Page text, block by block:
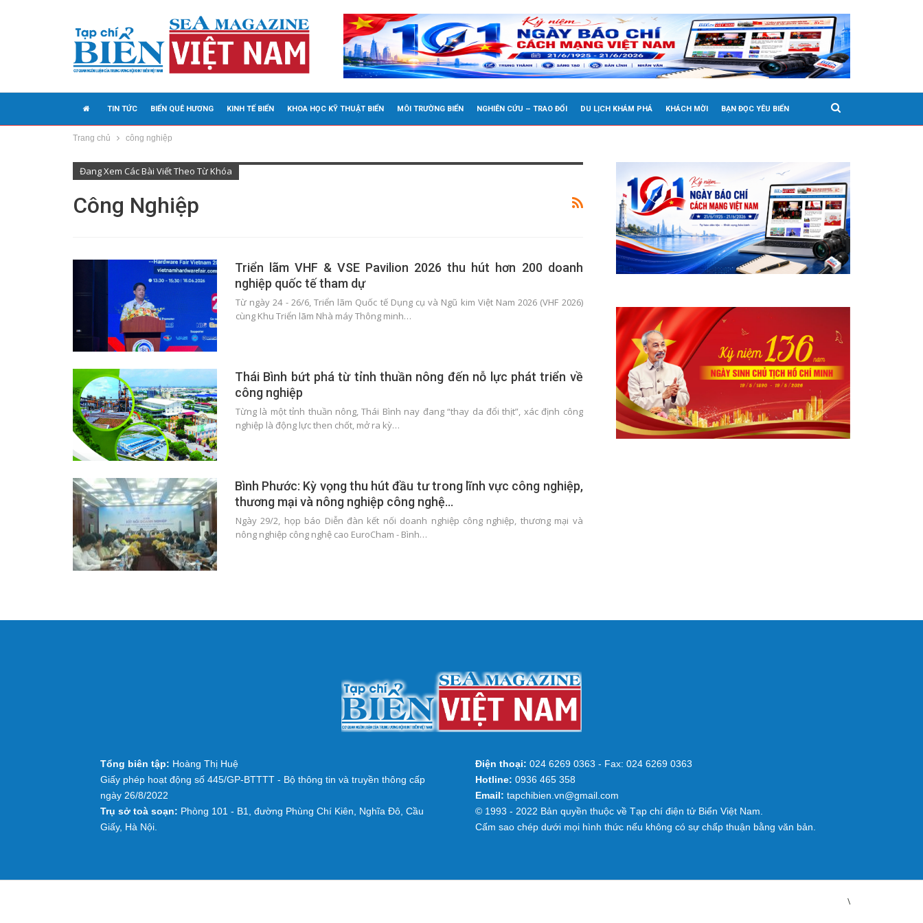
TIN TỨC BIỂN QUÊ HƯƠNG KINH TẾ BIỂN KHOA HỌC KỸ THUẬT BIỂN MÔI TRƯỜNG BIỂN NGHIÊN CỨU – TRAO ĐỔI DU LỊCH KHÁM PHÁ KHÁCH MỜI BẠN ĐỌC YÊU BIỂN
MEDIA
Trang chủ công nghiệp
Đang Xem Các Bài Viết Theo Từ Khóa
Công Nghiệp
Triển lãm VHF & VSE Pavilion 2026 thu hút hơn 200 doanh
nghiệp quốc tế tham dự
Từ ngày 24 - 26/6, Triển lãm Quốc tế Dụng cụ và Ngũ kim Việt Nam 2026 (VHF 2026)
cùng Khu Triển lãm Nhà máy Thông minh…
Thái Bình bứt phá từ tỉnh thuần nông đến nỗ lực phát triển về
công nghiệp
Từng là một tỉnh thuần nông, Thái Bình nay đang “thay da đổi thịt”, xác định công
nghiệp là động lực then chốt, mở ra kỳ…
Bình Phước: Kỳ vọng thu hút đầu tư trong lĩnh vực công nghiệp,
thương mại và nông nghiệp công nghệ…
Ngày 29/2, họp báo Diễn đàn kết nối doanh nghiệp công nghiệp, thương mại và
nông nghiệp công nghệ cao EuroCham - Bình…
Tổng biên tập: Hoàng Thị Huệ
Giấy phép hoạt động số 445/GP-BTTTT - Bộ thông tin và truyền thông cấp
ngày 26/8/2022
Trụ sở toà soạn: Phòng 101 - B1, đường Phùng Chí Kiên, Nghĩa Đô, Cầu
Giấy, Hà Nội.
Điện thoại: 024 6269 0363 - Fax: 024 6269 0363
Hotline: 0936 465 358
Email: tapchibien.vn@gmail.com
© 1993 - 2022 Bản quyền thuộc về Tạp chí điện tử Biển Việt Nam.
Cấm sao chép dưới mọi hình thức nếu không có sự chấp thuận bằng văn bản.
\